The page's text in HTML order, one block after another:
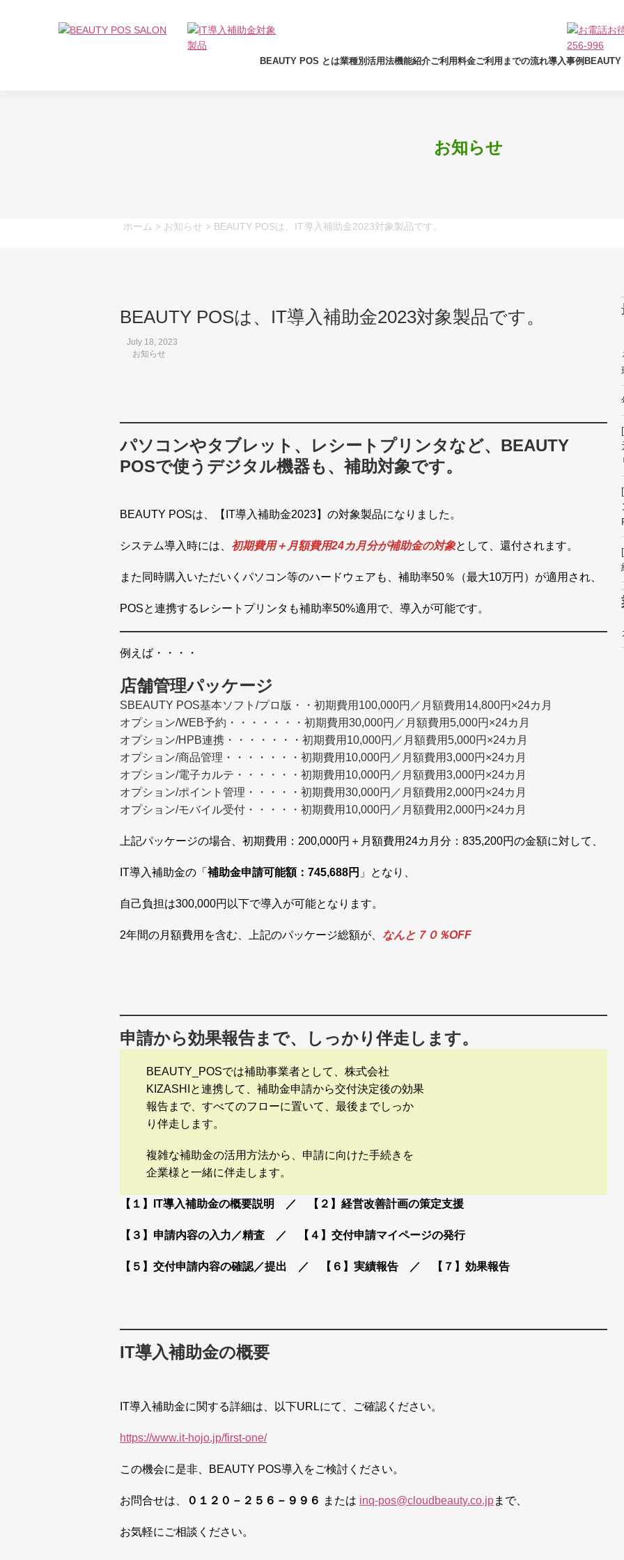
BEAUTY POS とは業種別活用法機能紹介ご利用料金ご利用までの流れ導入事例
お知らせ
ホーム > お知らせ > BEAUTY POSは、IT導入補助金2023対象製品です。
BEAUTY POSは、IT導入補助金2023対象製品です。
July 18, 2023
お知らせ
パソコンやタブレット、レシートプリンタなど、BEAUTY
POSで使うデジタル機器も、補助対象です。
BEAUTY POSは、【IT導入補助金2023】の対象製品になりました。
システム導入時には、 初期費用＋月額費用24カ月分が補助金の対象として、還付されます。
また同時購入いただいくパソコン等のハードウェアも、補助率50％（最大10万円）が適用され、
POSと連携するレシートプリンタも補助率50%適用で、導入が可能です。
例えば・・・・
店舗管理パッケージ
SBEAUTY POS基本ソフト/プロ版・・初期費用100,000円／月額費用14,800円×24カ月
オプション/WEB予約・・・・・・・初期費用30,000円／月額費用5,000円×24カ月
オプション/HPB連携・・・・・・・初期費用10,000円／月額費用5,000円×24カ月
オプション/商品管理・・・・・・・初期費用10,000円／月額費用3,000円×24カ月
オプション/電子カルテ・・・・・・初期費用10,000円／月額費用3,000円×24カ月
オプション/ポイント管理・・・・・初期費用30,000円／月額費用2,000円×24カ月
オプション/モバイル受付・・・・・初期費用10,000円／月額費用2,000円×24カ月
上記パッケージの場合、初期費用：200,000円＋月額費用24カ月分：835,200円の金額に対して、
IT導入補助金の「 補助金申請可能額：745,688円 」となり、
自己負担は300,000円以下で導入が可能となります。
2年間の月額費用を含む、上記のパッケージ総額が、 なんと７０％OFF
申請から効果報告まで、しっかり伴走します。
BEAUTY_POSでは補助事業者として、株式会社
KIZASHIと連携して、補助金申請から交付決定後の効果
報告まで、すべてのフローに置いて、最後までしっか
り伴走します。
複雑な補助金の活用方法から、申請に向けた手続きを
企業様と一緒に伴走します。
【１】IT導入補助金の概要説明 ／ 【２】経営改善計画の策定支援
【３】申請内容の入力／精査 ／ 【４】交付申請マイページの発行
【５】交付申請内容の確認／提出 ／ 【６】実績報告 ／ 【７】効果報告
IT導入補助金の概要
IT導入補助金に関する詳細は、以下URLにて、ご確認ください。
https://www.it-hojo.jp/first-one/
この機会に是非、BEAUTY POS導入をご検討ください。
お問合せは、 ０１２０－２５６－９９６ または inq-pos@cloudbeauty.co.jpまで、
お気軽にご相談ください。